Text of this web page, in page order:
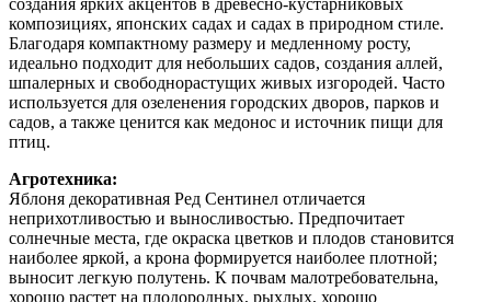
композициях, японских садах и садах в природном стиле.
Благодаря компактному размеру и медленному росту,
идеально подходит для небольших садов, создания аллей,
шпалерных и свободнорастущих живых изгородей. Часто
используется для озеленения городских дворов, парков и
садов, а также ценится как медонос и источник пищи для
птиц.
Агротехника:
Яблоня декоративная Ред Сентинел отличается
неприхотливостью и выносливостью. Предпочитает
солнечные места, где окраска цветков и плодов становится
наиболее яркой, а крона формируется наиболее плотной;
выносит легкую полутень. К почвам малотребовательна,
хорошо растет на плодородных, рыхлых, хорошо